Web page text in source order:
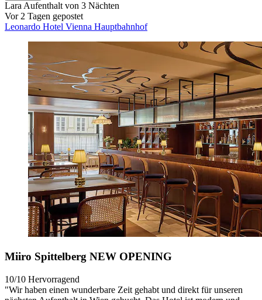
LaraAufenthalt von 3 Nächten
Vor 2 Tagen gepostet
Leonardo Hotel Vienna Hauptbahnhof
Miiro Spittelberg NEW OPENING
10/10 Hervorragend
"Wir haben einen wunderbare Zeit gehabt und direkt für unseren